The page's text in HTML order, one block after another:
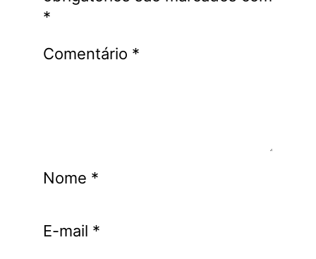
*
Comentário *
Nome *
E-mail *